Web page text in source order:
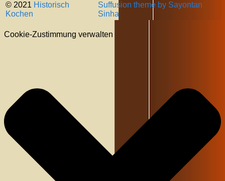
© 2021 Historisch
Kochen
Suffusion theme by Sayontan
Sinha
Cookie-Zustimmung verwalten